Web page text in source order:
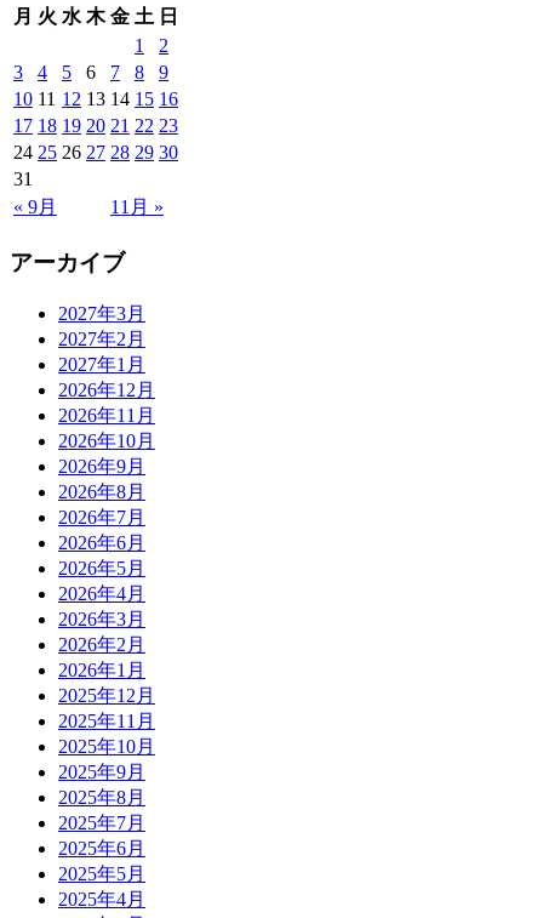
月 火 水 木 金 土 日
« 9月 11月 »
1
2
3
4 5 6 7 8
9
10 11 12 13 14 15 16
17 18 19 20 21 22 23
24 25 26 27 28 29 30
31
アーカイブ
2027年3月
2027年2月
2027年1月
2026年12月
2026年11月
2026年10月
2026年9月
2026年8月
2026年7月
2026年6月
2026年5月
2026年4月
2026年3月
2026年2月
2026年1月
2025年12月
2025年11月
2025年10月
2025年9月
2025年8月
2025年7月
2025年6月
2025年5月
2025年4月